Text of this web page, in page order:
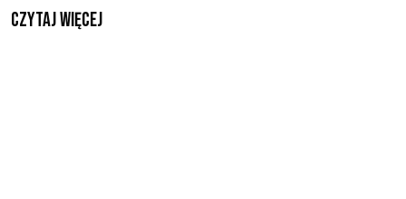
czytaj więcej